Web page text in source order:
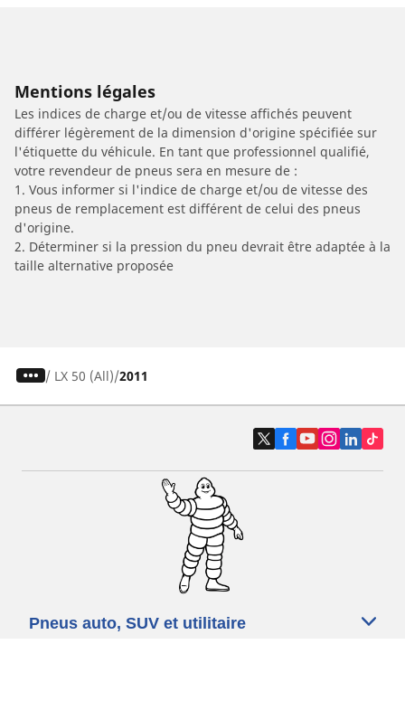
Mentions légales
Les indices de charge et/ou de vitesse affichés peuvent
différer légèrement de la dimension d'origine spécifiée sur
l'étiquette du véhicule. En tant que professionnel qualifié,
votre revendeur de pneus sera en mesure de :
1. Vous informer si l'indice de charge et/ou de vitesse des
pneus de remplacement est différent de celui des pneus
d'origine.
2. Déterminer si la pression du pneu devrait être adaptée à la
taille alternative proposée
/ LX 50 (All) 2011
Pneus auto, SUV et utilitaire